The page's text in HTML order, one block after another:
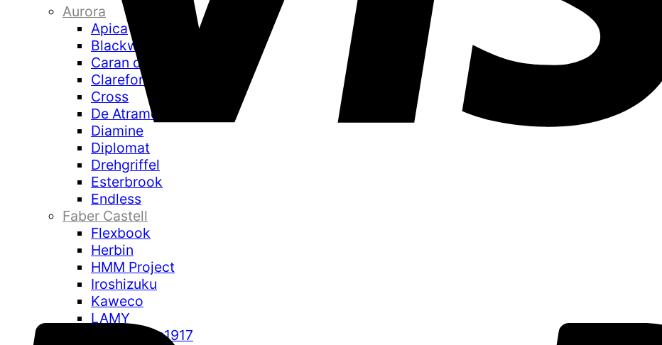
Aurora
Apica
Blackwing
Caran d’Ache
Clarefontaine
Cross
De Atramentis
Diamine
Diplomat
Drehgriffel
Esterbrook
Endless
Faber Castell
Flexbook
Herbin
HMM Project
Iroshizuku
Kaweco
LAMY
Leuchtturm1917